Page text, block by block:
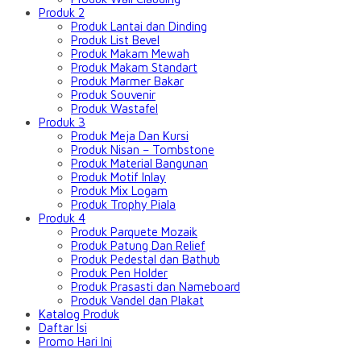
Produk 2
Produk Lantai dan Dinding
Produk List Bevel
Produk Makam Mewah
Produk Makam Standart
Produk Marmer Bakar
Produk Souvenir
Produk Wastafel
Produk 3
Produk Meja Dan Kursi
Produk Nisan – Tombstone
Produk Material Bangunan
Produk Motif Inlay
Produk Mix Logam
Produk Trophy Piala
Produk 4
Produk Parquete Mozaik
Produk Patung Dan Relief
Produk Pedestal dan Bathub
Produk Pen Holder
Produk Prasasti dan Nameboard
Produk Vandel dan Plakat
Katalog Produk
Daftar Isi
Promo Hari Ini